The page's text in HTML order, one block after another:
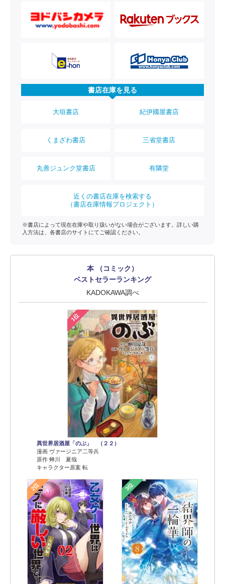
書店在庫を見る
大垣書店 紀伊國屋書店
くまざわ書店 三省堂書店
丸善ジュンク堂書店 有隣堂
近くの書店在庫を検索する
（書店在庫情報プロジェクト）
※書店によって現在在庫や取り扱いがない場合がございます。詳しい購
入方法は、各書店のサイトにてご確認ください。
本 （コミック）
ベストセラーランキング
KADOKAWA調べ
1位
異世界居酒屋「のぶ」 （２２）
漫画 ヴァージニア二等兵
原作 蝉川 夏哉
キャラクター原案 転
2位 3位